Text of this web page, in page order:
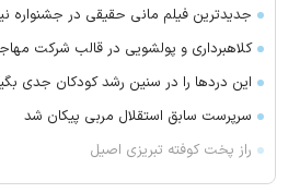
جدیدترین فیلم مانی حقیقی در جشنواره
کلاهبرداری و پولشویی در قالب شرکت
این درد‌ها را در سنین رشد کودکان جدی
سرپرست سابق استقلال مربی پیکان شد
راز پخت کوفته تبریزی اصیل